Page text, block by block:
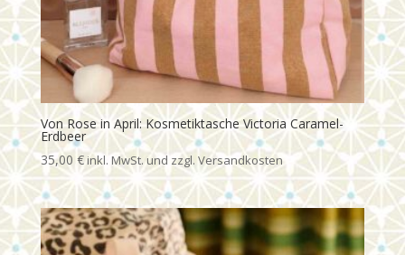
Von Rose in April: Kosmetiktasche Victoria Caramel-
Erdbeer
35,00 €